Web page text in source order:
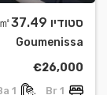
סטודיו ㎡37.49
Goumenissa
€26,000
1 Br
1 Ba